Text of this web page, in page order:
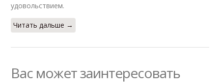
удовольствием.
Читать дальше →
Вас может заинтересовать